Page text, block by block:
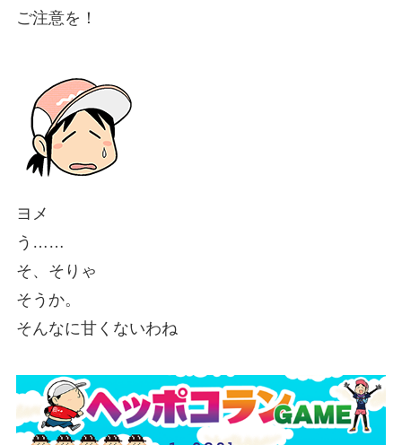
ご注意を！
ヨメ
う……
そ、そりゃ
そうか。
そんなに甘くないわね